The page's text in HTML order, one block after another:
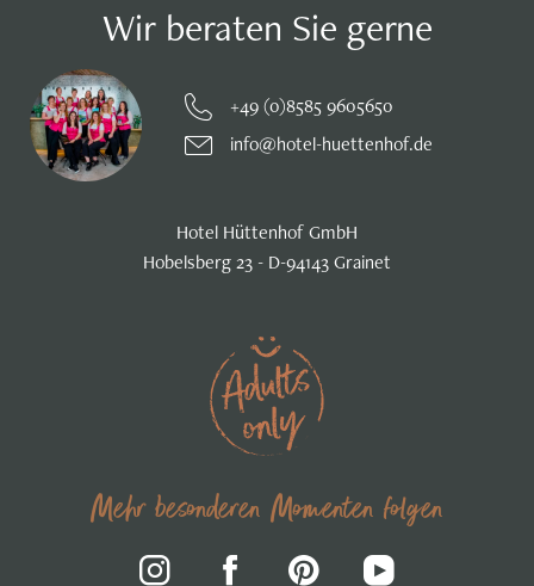
Wir beraten Sie gerne
+49 (0)8585 9605650
info@hotel-huettenhof.de
Hotel Hüttenhof GmbH
Hobelsberg 23 - D-94143 Grainet
Mehr besonderen Momenten folgen